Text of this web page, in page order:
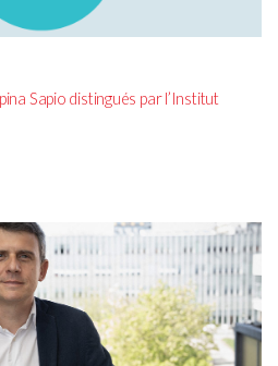
Sapio distingués par l’Institut